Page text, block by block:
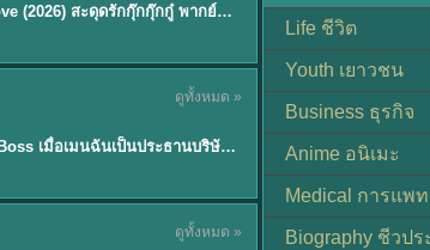
Spooky in Love (2026) สะดุดรักกุ๊กกุ๊กกู๋ พากย์ไทย ซับไทย EP1-12
ดูทั้งหมด »
My Bias, My Boss เมื่อเมนฉันเป็นประธานบริษัท (2026) พากย์ไทย ซับไทย EP.1-12
ดูทั้งหมด »
Life ชีวิต
Youth เยาวชน
Business ธุรกิจ
Anime อนิเมะ
Medical การแพ
Biography ชีวปร